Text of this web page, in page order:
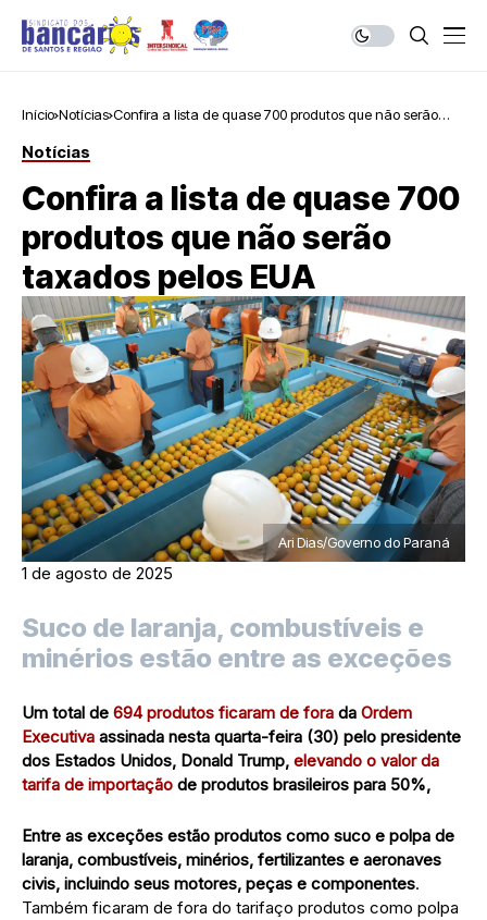
Início Notícias Confira a lista de quase 700 produtos que não serão
Notícias
Confira a lista de quase 700
produtos que não serão
taxados pelos EUA
Ari Dias/Governo do Paraná
1 de agosto de 2025
Suco de laranja, combustíveis e
minérios estão entre as exceções
Um total de 694 produtos ficaram de fora da Ordem
Executiva assinada nesta quarta-feira (30) pelo presidente
dos Estados Unidos, Donald Trump, elevando o valor da
tarifa de importação de produtos brasileiros para 50%,
Entre as exceções estão produtos como suco e polpa de
laranja, combustíveis, minérios, fertilizantes e aeronaves
civis, incluindo seus motores, peças e componentes.
Também ficaram de fora do tarifaço produtos como polpa